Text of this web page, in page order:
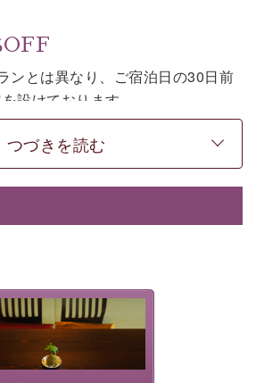
ンとは異なり、ご宿泊日の30日前
設けております。
のプランです。2食付きでご利用ご
公式限定価格】早割プラン（30日前
さい。
、30日前までのご予約で、5%割
、心身を解きほぐす温泉、そして
滞在を楽しみに待つ日々が旅をよ
くれます。
に癒しのひとときをお過ごしくだ
つづきを読む
しご夕食を追加される
、二食付きのプランを
くださいませ。